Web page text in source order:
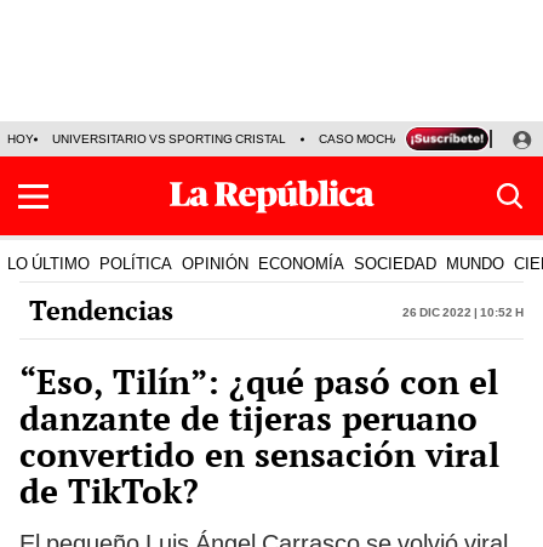
HOY UNIVERSITARIO VS SPORTING CRISTAL CASO MOCHASUELDOS
LO ÚLTIMO POLÍTICA OPINIÓN ECONOMÍA SOCIEDAD MUNDO
Tendencias 26 Dic 2022 | 10:52 h
“Eso, Tilín”: ¿qué pasó con el
danzante de tijeras peruano
convertido en sensación viral
de TikTok?